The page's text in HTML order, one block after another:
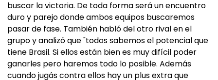
buscar la victoria. De toda forma será un encuentro
duro y parejo donde ambos equipos buscaremos
pasar de fase. También habló del otro rival en el
grupo y analizó que "todos sabemos el potencial que
tiene Brasil. Si ellos están bien es muy difícil poder
ganarles pero haremos todo lo posible. Además
cuando jugás contra ellos hay un plus extra que